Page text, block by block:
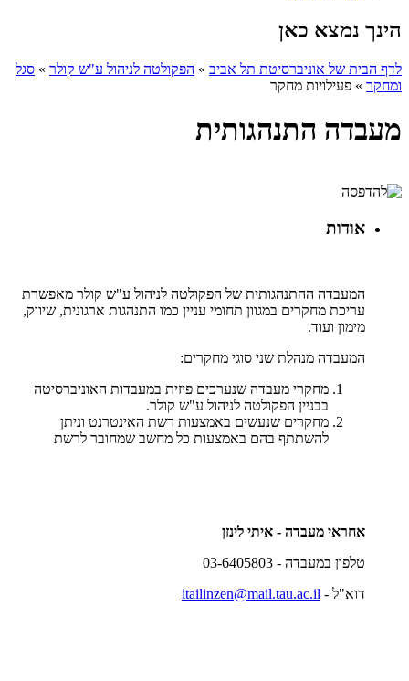
הינך נמצא כאן
לדף הבית של אוניברסיטת תל אביב » הפקולטה לניהול ע"ש קולר » סגל
ומחקר » פעילויות מחקר
מעבדה התנהגותית
אודות
המעבדה ההתנהגותית של הפקולטה לניהול ע"ש קולר מאפשרת
עריכת מחקרים במגוון תחומי עניין כמו התנהגות ארגונית, שיווק,
מימון ועוד.
המעבדה מנהלת שני סוגי מחקרים:
מחקרי מעבדה שנערכים פיזית במעבדות האוניברסיטה
בבניין הפקולטה לניהול ע"ש קולר.
מחקרים שנעשים באמצעות רשת האינטרנט וניתן
להשתתף בהם באמצעות כל מחשב שמחובר לרשת
אחראי מעבדה - איתי לינזן
טלפון במעבדה - 03-6405803
דוא"ל - itailinzen@mail.tau.ac.il